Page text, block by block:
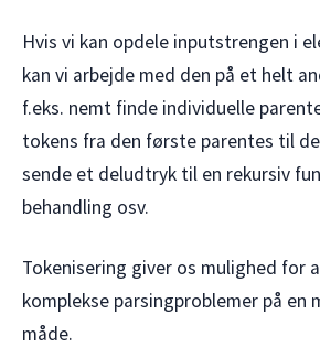
Hvis vi kan opdele inputstrengen i
kan vi arbejde med den på et helt
f.eks. nemt finde individuelle
tokens fra den første parentes til
sende et deludtryk til en rekursiv
behandling osv.
Tokenisering giver os mulighed for
komplekse parsingproblemer på en
måde.